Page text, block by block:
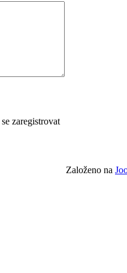
zaregistrovat
Založeno na